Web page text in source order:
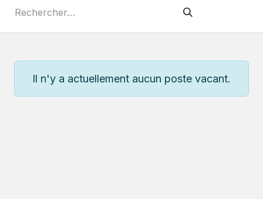
Il n'y a actuellement aucun poste vacant.